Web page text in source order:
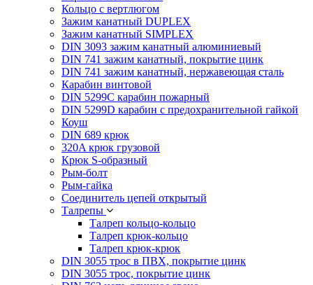
Кольцо с вертлюгом
Зажим канатный DUPLEX
Зажим канатный SIMPLEX
DIN 3093 зажим канатный алюминиевый
DIN 741 зажим канатный, покрытие цинк
DIN 741 зажим канатный, нержавеющая сталь
Карабин винтовой
DIN 5299C карабин пожарный
DIN 5299D карабин с предохранительной гайкой
Коуш
DIN 689 крюк
320A крюк грузовой
Крюк S-образный
Рым-болт
Рым-гайка
Соединитель цепей открытый
Талрепы
Талреп кольцо-кольцо
Талреп крюк-кольцо
Талреп крюк-крюк
DIN 3055 трос в ПВХ, покрытие цинк
DIN 3055 трос, покрытие цинк